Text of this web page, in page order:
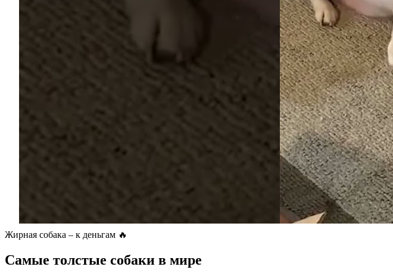
Жирная собака – к деньгам 🔥
Самые толстые собаки в мире